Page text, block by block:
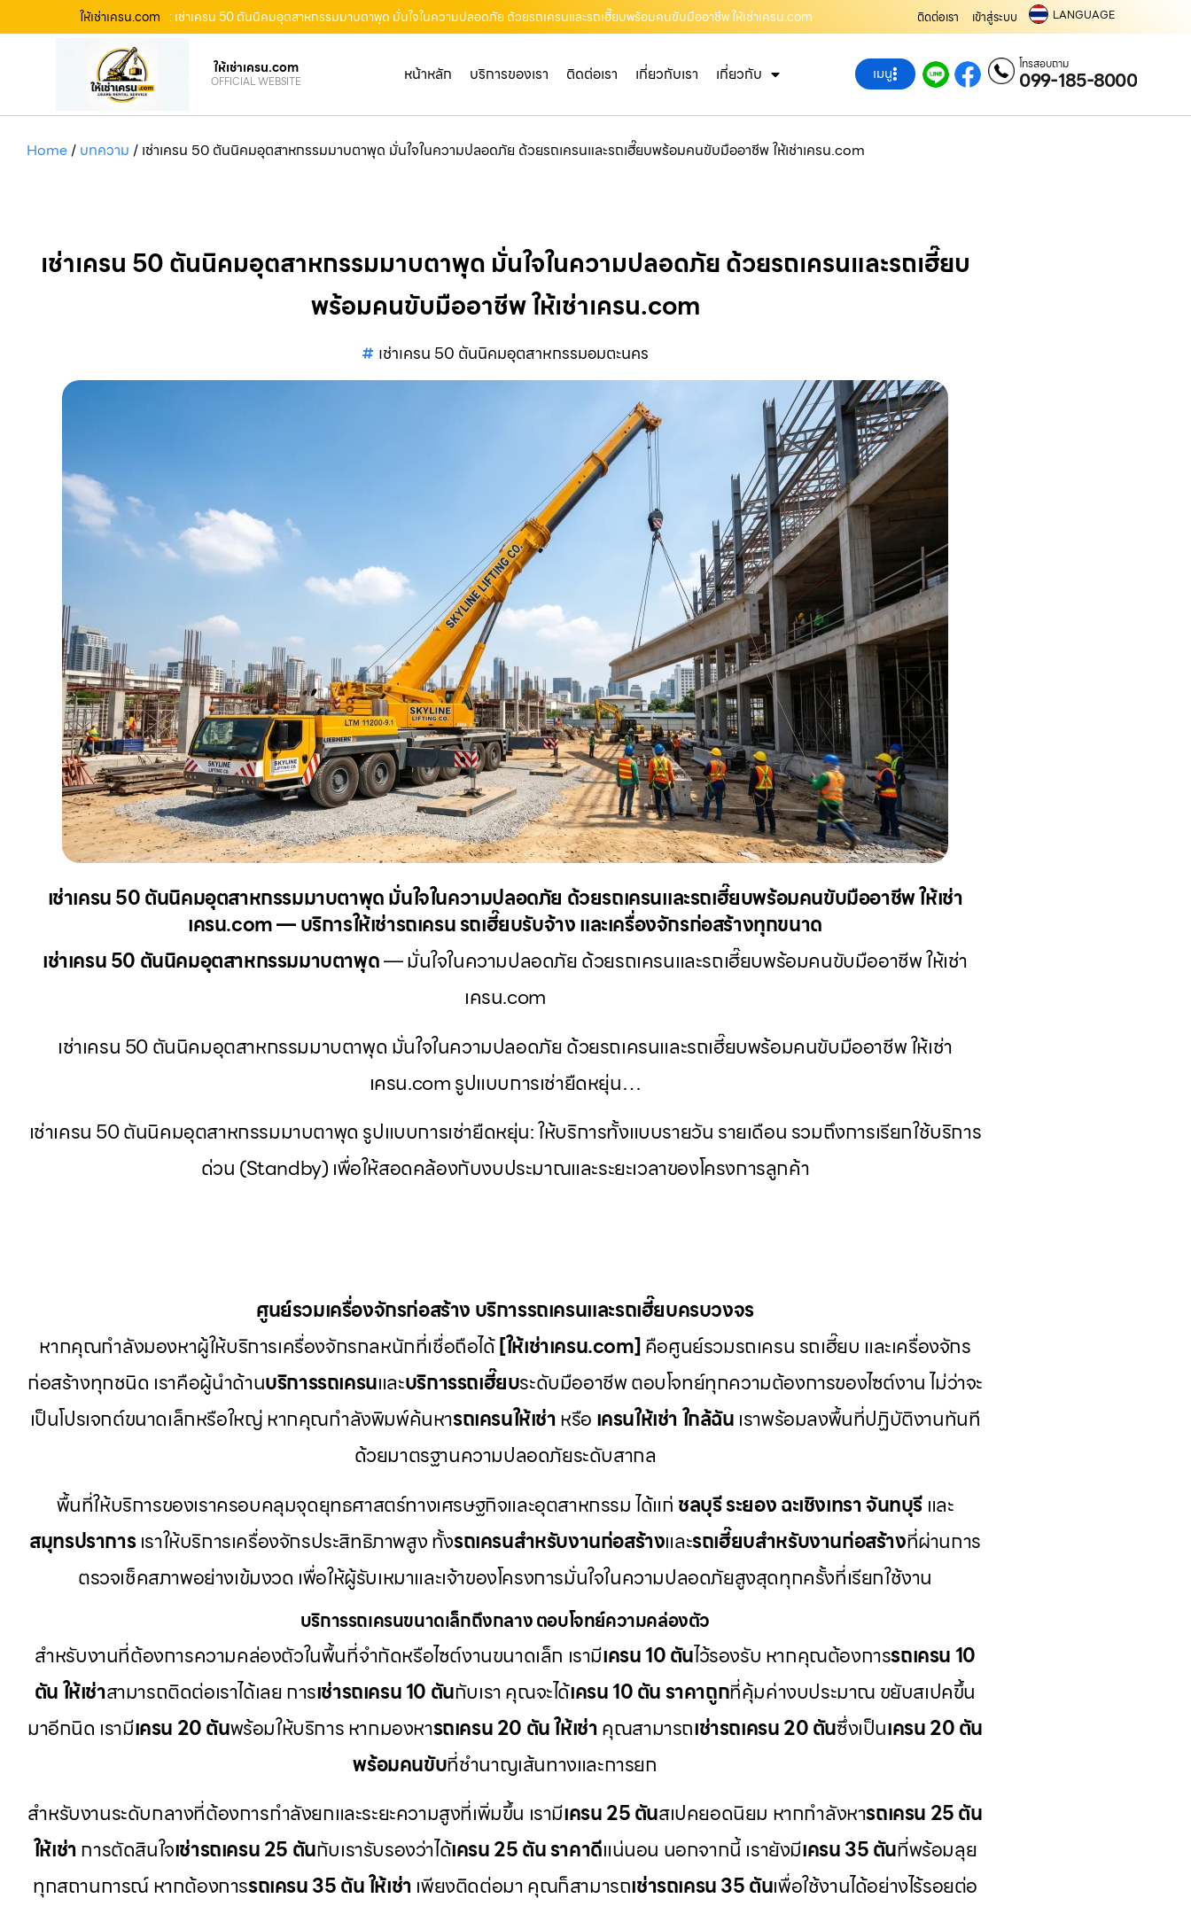
ให้เช่าเครน.com : เช่าเครน 50 ตันนิคมอุตสาหกรรมมาบตาพุด มั่นใจในความปลอดภัย ด้วยรถเครนและรถเฮี๊ยบพร้อมคนขับมืออาชีพ ให้เช่าเครน.com ติดต่อเรา เข้าสู่ระบบ LANGUAGE
ให้เช่าเครน.com
OFFICIAL WEBSITE หน้าหลัก บริการของเรา ติดต่อเรา เกี่ยวกับเรา เกี่ยวกับ เมนู โทรสอบถาม
099-185-8000
Home/ บทความ / เช่าเครน 50 ตันนิคมอุตสาหกรรมมาบตาพุด มั่นใจในความปลอดภัย ด้วยรถเครนและรถเฮี๊ยบพร้อมคนขับมืออาชีพ ให้เช่าเครน.com
เช่าเครน 50 ตันนิคมอุตสาหกรรมมาบตาพุด มั่นใจในความปลอดภัย ด้วยรถเครนและรถเฮี๊ยบ
พร้อมคนขับมืออาชีพ ให้เช่าเครน.com
เช่าเครน 50 ตันนิคมอุตสาหกรรมอมตะนคร
เช่าเครน 50 ตันนิคมอุตสาหกรรมมาบตาพุด มั่นใจในความปลอดภัย ด้วยรถเครนและรถเฮี๊ยบพร้อมคนขับมืออาชีพ ให้เช่า
เครน.com — บริการให้เช่ารถเครน รถเฮี๊ยบรับจ้าง และเครื่องจักรก่อสร้างทุกขนาด
เช่าเครน 50 ตันนิคมอุตสาหกรรมมาบตาพุด— มั่นใจในความปลอดภัย ด้วยรถเครนและรถเฮี๊ยบพร้อมคนขับมืออาชีพ ให้เช่า
เครน.com
เช่าเครน 50 ตันนิคมอุตสาหกรรมมาบตาพุด มั่นใจในความปลอดภัย ด้วยรถเครนและรถเฮี๊ยบพร้อมคนขับมืออาชีพ ให้เช่า
เครน.com รูปแบบการเช่ายืดหยุ่น…
เช่าเครน 50 ตันนิคมอุตสาหกรรมมาบตาพุด รูปแบบการเช่ายืดหยุ่น: ให้บริการทั้งแบบรายวัน รายเดือน รวมถึงการเรียกใช้บริการ
ด่วน (Standby) เพื่อให้สอดคล้องกับงบประมาณและระยะเวลาของโครงการลูกค้า
ศูนย์รวมเครื่องจักรก่อสร้าง บริการรถเครนและรถเฮี๊ยบครบวงจร
หากคุณกำลังมองหาผู้ให้บริการเครื่องจักรกลหนักที่เชื่อถือได้[ให้เช่าเครน.com]คือศูนย์รวมรถเครน รถเฮี๊ยบ และเครื่องจักร
ก่อสร้างทุกชนิด เราคือผู้นำด้านบริการรถเครนและบริการรถเฮี๊ยบระดับมืออาชีพ ตอบโจทย์ทุกความต้องการของไซต์งาน ไม่ว่าจะ
เป็นโปรเจกต์ขนาดเล็กหรือใหญ่ หากคุณกำลังพิมพ์ค้นหารถเครนให้เช่าหรือ เครนให้เช่าใกล้ฉัน เราพร้อมลงพื้นที่ปฏิบัติงานทันที
ด้วยมาตรฐานความปลอดภัยระดับสากล
พื้นที่ให้บริการของเราครอบคลุมจุดยุทธศาสตร์ทางเศรษฐกิจและอุตสาหกรรม ได้แก่ ชลบุรีระยองฉะเชิงเทราจันทบุรีและ
สมุทรปราการเราให้บริการเครื่องจักรประสิทธิภาพสูง ทั้งรถเครนสำหรับงานก่อสร้างและรถเฮี๊ยบสำหรับงานก่อสร้างที่ผ่านการ
ตรวจเช็คสภาพอย่างเข้มงวด เพื่อให้ผู้รับเหมาและเจ้าของโครงการมั่นใจในความปลอดภัยสูงสุดทุกครั้งที่เรียกใช้งาน
บริการรถเครนขนาดเล็กถึงกลาง ตอบโจทย์ความคล่องตัว
สำหรับงานที่ต้องการความคล่องตัวในพื้นที่จำกัดหรือไซต์งานขนาดเล็ก เรามีเครน 10 ตันไว้รองรับ หากคุณต้องการรถเครน 10
ตัน ให้เช่าสามารถติดต่อเราได้เลย การเช่ารถเครน 10 ตันกับเรา คุณจะได้เครน 10 ตัน ราคาถูกที่คุ้มค่างบประมาณ ขยับสเปคขึ้น
มาอีกนิด เรามีเครน 20 ตันพร้อมให้บริการ หากมองหารถเครน 20 ตัน ให้เช่าคุณสามารถเช่ารถเครน 20 ตันซึ่งเป็นเครน 20 ตัน
พร้อมคนขับที่ชำนาญเส้นทางและการยก
สำหรับงานระดับกลางที่ต้องการกำลังยกและระยะความสูงที่เพิ่มขึ้น เรามีเครน 25 ตันสเปคยอดนิยม หากกำลังหารถเครน 25 ตัน
ให้เช่าการตัดสินใจเช่ารถเครน 25 ตันกับเรารับรองว่าได้เครน 25 ตัน ราคาดีแน่นอน นอกจากนี้ เรายังมีเครน 35 ตันที่พร้อมลุย
ทุกสถานการณ์ หากต้องการรถเครน 35 ตัน ให้เช่า เพียงติดต่อมา คุณก็สามารถเช่ารถเครน 35 ตันเพื่อใช้งานได้อย่างไร้รอยต่อ